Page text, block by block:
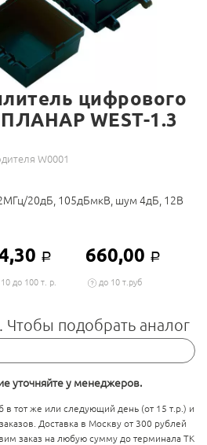
цифрового
WEST-1.3
W0001
20дБ, 105дБмкВ, шум 4дБ, 12В
Р 660,00 Р
до 100 т. р. до 10 т.руб
Чтобы подобрать аналог
уточняйте у менеджеров.
в тот же или следующий день (от 15 т.р.) и
Доставка в Москву от 300 рублей
заказ на любую сумму до терминала ТК